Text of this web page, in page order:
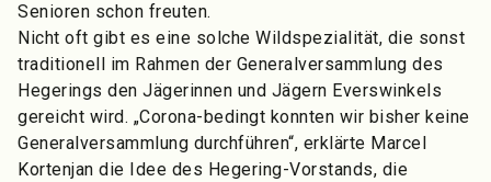
Senioren schon freuten.
Nicht oft gibt es eine solche Wildspezialität, die sonst
traditionell im Rahmen der Generalversammlung des
Hegerings den Jägerinnen und Jägern Everswinkels
gereicht wird. „Corona-bedingt konnten wir bisher keine
Generalversammlung durchführen“, erklärte Marcel
Kortenjan die Idee des Hegering-Vorstands, die